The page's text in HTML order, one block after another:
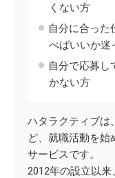
くない方
自分に合った
べばいいか迷
自分で応募し
かない方
ハタラクティブは
ど、就職活動を始
サービスです。
2012年の設立以